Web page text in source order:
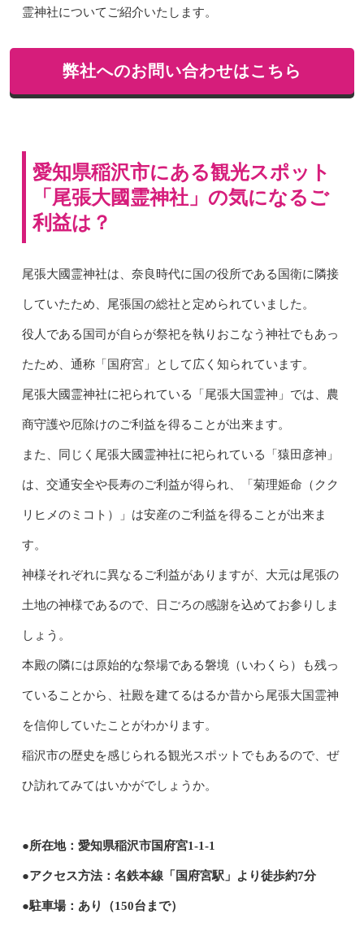
霊神社についてご紹介いたします。
弊社へのお問い合わせはこちら
愛知県稲沢市にある観光スポット
「尾張大國霊神社」の気になるご
利益は？
尾張大國霊神社は、奈良時代に国の役所である国衛に隣接
していたため、尾張国の総社と定められていました。
役人である国司が自らが祭祀を執りおこなう神社でもあっ
たため、通称「国府宮」として広く知られています。
尾張大國霊神社に祀られている「尾張大国霊神」では、農
商守護や厄除けのご利益を得ることが出来ます。
また、同じく尾張大國霊神社に祀られている「猿田彦神」
は、交通安全や長寿のご利益が得られ、「菊理姫命 （ クク
リヒメのミコト ） 」は安産のご利益を得ることが出来ま
す。
神様それぞれに異なるご利益がありますが、大元は尾張の
土地の神様であるので、日ごろの感謝を込めてお参りしま
しょう。
本殿の隣には原始的な祭場である磐境（いわくら）も残っ
ていることから、社殿を建てるはるか昔から尾張大国霊神
を信仰していたことがわかります。
稲沢市の歴史を感じられる観光スポットでもあるので、ぜ
ひ訪れてみてはいかがでしょうか。
●所在地：愛知県稲沢市国府宮1-1-1
●アクセス方法：名鉄本線「国府宮駅」より徒歩約7分
●駐車場：あり（150台まで）